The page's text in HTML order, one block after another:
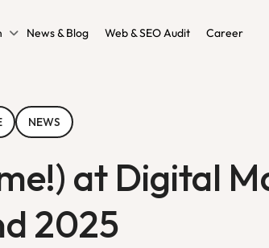
News & Blog Web & SEO Audit Career
NEWS
at Digital
2025